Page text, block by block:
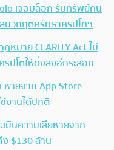
เจอบล็อก รับทรัพย์คน
นวิกฤตศรัทธาคริปโทฯ
หมาย CLARITY Act ไม่
ปโตให้ดิ่งลงอีกระลอก
หายจาก App Store
งานได้ปกติ
เมินความเสียหายจาก
$130 ล้าน